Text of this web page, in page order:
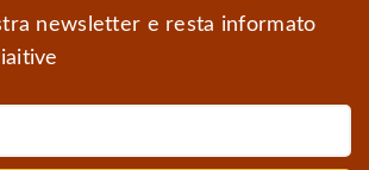
newsletter e resta informato